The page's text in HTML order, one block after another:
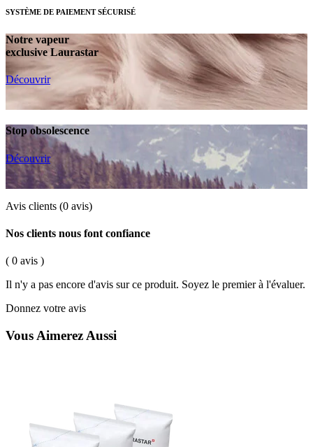
SYSTÈME DE PAIEMENT SÉCURISÉ
Notre vapeur
exclusive Laurastar
Découvrir
Stop obsolescence
Découvrir
Avis clients (0 avis)
Nos clients nous font confiance
( 0 avis )
Il n'y a pas encore d'avis sur ce produit. Soyez le premier à l'évaluer.
Donnez votre avis
Vous Aimerez Aussi